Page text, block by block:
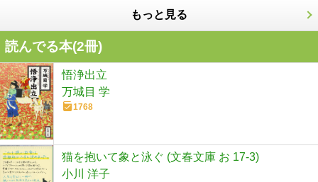
もっと見る
読んでる本(2冊)
悟浄出立
万城目 学
1768
猫を抱いて象と泳ぐ (文春文庫 お 17-3)
小川 洋子